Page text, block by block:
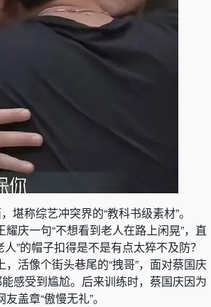
称综艺冲突界的“教科书级素材”。
庆一句“不想看到老人在路上闲晃”，直
”的帽子扣得是不是有点太猝不及防？
活像个街头巷尾的“拽哥”，面对蔡国庆
感受到尴尬。后来训练时，蔡国庆因为
盖章“傲慢无礼”。